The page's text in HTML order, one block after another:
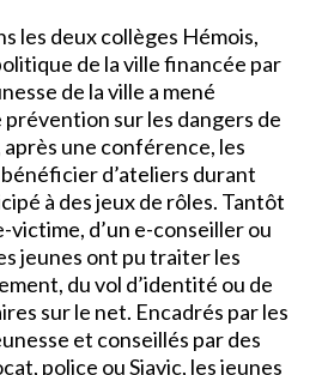
les deux collèges Hémois,
de la ville financée par
de la ville a mené
sur les dangers de
une conférence, les
d’ateliers durant
à des jeux de rôles. Tantôt
victime, d’un e-conseiller ou
jeunes ont pu traiter les
du vol d’identité ou de
sur le net. Encadrés par les
et conseillés par des
police ou Siavic, les jeunes